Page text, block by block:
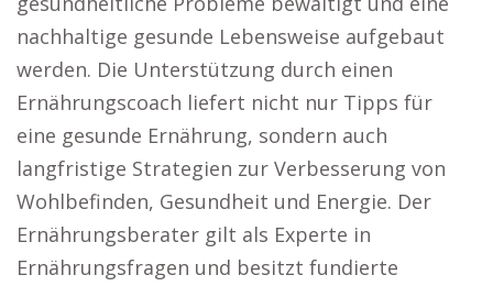
nachhaltige gesunde Lebensweise aufgebaut
werden. Die Unterstützung durch einen
Ernährungscoach liefert nicht nur Tipps für
eine gesunde Ernährung, sondern auch
langfristige Strategien zur Verbesserung von
Wohlbefinden, Gesundheit und Energie. Der
Ernährungsberater gilt als Experte in
Ernährungsfragen und besitzt fundierte